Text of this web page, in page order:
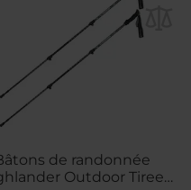
de randonnée
Outdoor Tiree